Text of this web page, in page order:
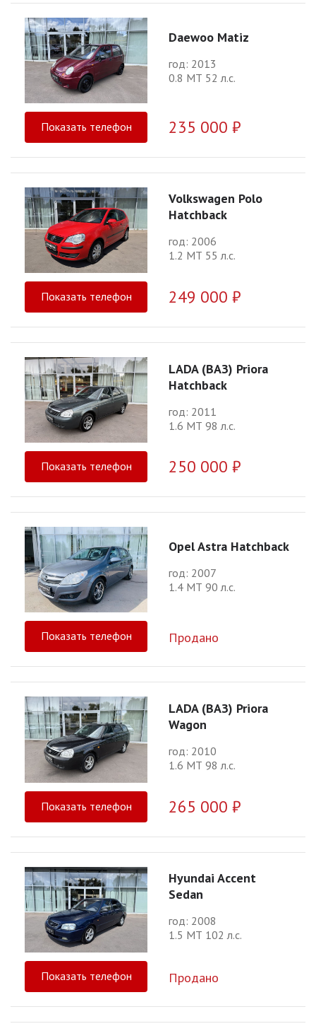
Daewoo Matiz
год: 2013
0.8 МТ 52 л.с.
Показать телефон 235 000 ₽
Volkswagen Polo
Hatchback
год: 2006
1.2 МТ 55 л.с.
Показать телефон 249 000 ₽
LADA (ВАЗ) Priora
Hatchback
год: 2011
1.6 МТ 98 л.с.
Показать телефон 250 000 ₽
Opel Astra Hatchback
год: 2007
1.4 МТ 90 л.с.
Показать телефон Продано
LADA (ВАЗ) Priora
Wagon
год: 2010
1.6 МТ 98 л.с.
Показать телефон 265 000 ₽
Hyundai Accent
Sedan
год: 2008
1.5 МТ 102 л.с.
Показать телефон Продано